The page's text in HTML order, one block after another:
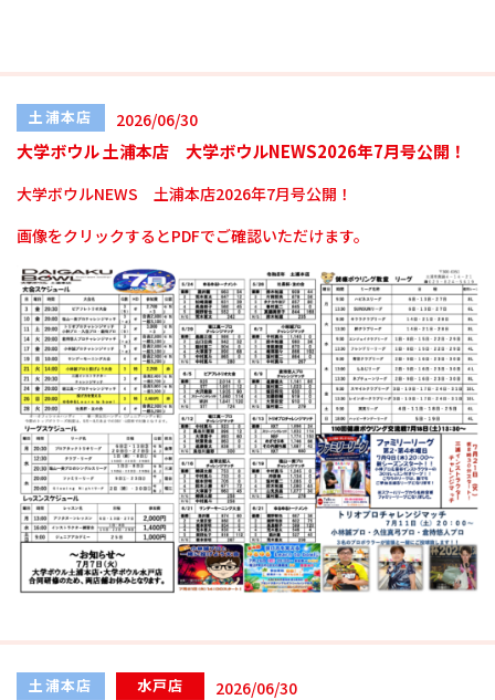
土浦本店 2026/06/30
大学ボウル 土浦本店 大学ボウルNEWS2026年7月号公開！
大学ボウルNEWS 土浦本店2026年7月号公開！
画像をクリックするとPDFでご確認いただけます。
土浦本店 水戸店 2026/06/30